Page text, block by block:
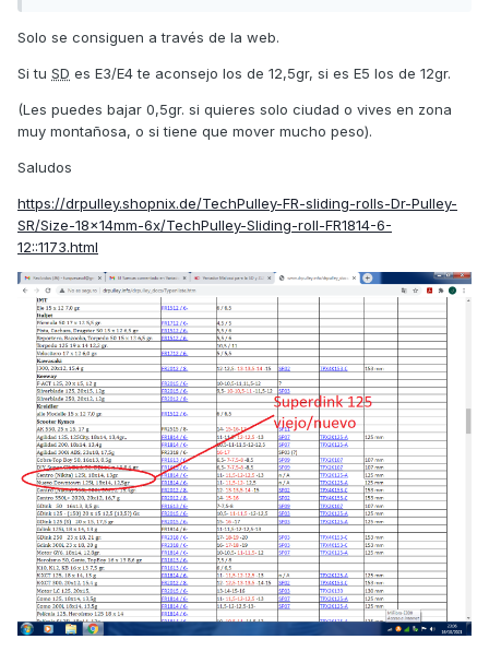
Solo se consiguen a través de la web.
Si tu SD es E3/E4 te aconsejo los de 12,5gr, si es E5 los de 12gr.
(Les puedes bajar 0,5gr. si quieres solo ciudad o vives en zona
muy montañosa, o si tiene que mover mucho peso).
Saludos
https://drpulley.shopnix.de/TechPulley-FR-sliding-rolls-Dr-Pulley-
SR/Size-18x14mm-6x/TechPulley-Sliding-roll-FR1814-6-
12::1173.html